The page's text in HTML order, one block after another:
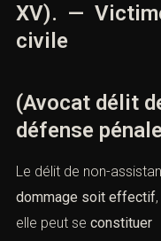
XV). —
civile
(Avocat délit
défense
Le délit de non-
dommage soit effectif
elle peut se constituer